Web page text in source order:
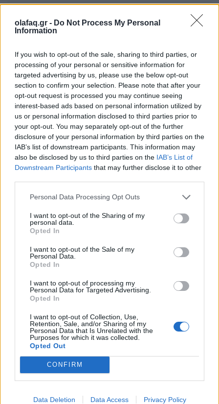
olafaq.gr - Do Not Process My Personal
Information
If you wish to opt-out of the sale, sharing to third parties, or
processing of your personal or sensitive information for
targeted advertising by us, please use the below opt-out
section to confirm your selection. Please note that after your
opt-out request is processed you may continue seeing
interest-based ads based on personal information utilized by
us or personal information disclosed to third parties prior to
your opt-out. You may separately opt-out of the further
disclosure of your personal information by third parties on the
IAB’s list of downstream participants. This information may
also be disclosed by us to third parties on the IAB’s List of
Downstream Participants that may further disclose it to other
Personal Data Processing Opt Outs
I want to opt-out of the Sharing of my
personal data.
Opted In
I want to opt-out of the Sale of my
Personal Data.
Opted In
I want to opt-out of processing my
Personal Data for Targeted Advertising.
Opted In
I want to opt-out of Collection, Use,
Retention, Sale, and/or Sharing of my
Personal Data that Is Unrelated with the
Purposes for which it was collected.
Opted Out
CONFIRM
Data Deletion Data Access Privacy Policy
Δείτε επίσης
Διεθνή
Ο Πάπας Λέων ΙΔ’ και η εγκύκλιος για την
Τεχνητή Νοημοσύνη, τη δημοκρατία και τη
συγκέντρωση ισχύος
02.06.26
Στην πρώτη του εγκύκλιο "Magnifica Humanitas", ο Πάπας
Λέων ΙΔ’ χρησιμοποιεί την ΤΝ ως αφετηρία για να
καταγγείλει την ανισότητα, τον πόλεμο, τη διάβρωση της
δημοκρατίας και τη συγκέντρωση εξουσίας σε